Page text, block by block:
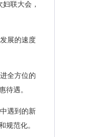
联大会，
展的速度
全方位的
待遇。
遇到的新
规范化。